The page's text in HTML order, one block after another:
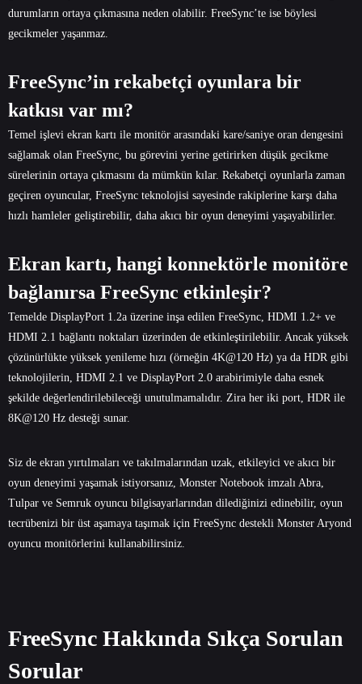
durumların ortaya çıkmasına neden olabilir. FreeSync’te ise böylesi
gecikmeler yaşanmaz.
FreeSync’in rekabetçi oyunlara bir
katkısı var mı?
Temel işlevi ekran kartı ile monitör arasındaki kare/saniye oran dengesini
sağlamak olan FreeSync, bu görevini yerine getirirken düşük gecikme
sürelerinin ortaya çıkmasını da mümkün kılar. Rekabetçi oyunlarla zaman
geçiren oyuncular, FreeSync teknolojisi sayesinde rakiplerine karşı daha
hızlı hamleler geliştirebilir, daha akıcı bir oyun deneyimi yaşayabilirler.
Ekran kartı, hangi konnektörle monitöre
bağlanırsa FreeSync etkinleşir?
Temelde DisplayPort 1.2a üzerine inşa edilen FreeSync, HDMI 1.2+ ve
HDMI 2.1 bağlantı noktaları üzerinden de etkinleştirilebilir. Ancak yüksek
çözünürlükte yüksek yenileme hızı (örneğin 4K@120 Hz) ya da HDR gibi
teknolojilerin, HDMI 2.1 ve DisplayPort 2.0 arabirimiyle daha esnek
şekilde değerlendirilebileceği unutulmamalıdır. Zira her iki port, HDR ile
8K@120 Hz desteği sunar.
Siz de ekran yırtılmaları ve takılmalarından uzak, etkileyici ve akıcı bir
oyun deneyimi yaşamak istiyorsanız, Monster Notebook imzalı Abra,
Tulpar ve Semruk oyuncu bilgisayarlarından dilediğinizi edinebilir, oyun
tecrübenizi bir üst aşamaya taşımak için FreeSync destekli Monster Aryond
oyuncu monitörlerini kullanabilirsiniz.
FreeSync Hakkında Sıkça Sorulan
Sorular